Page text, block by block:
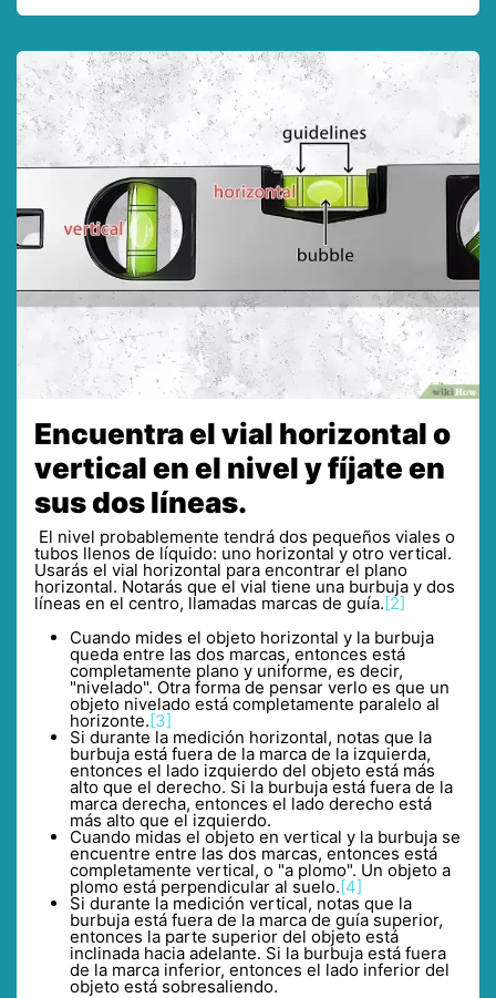
Encuentra el vial horizontal o
vertical en el nivel y fíjate en
sus dos líneas.
El nivel probablemente tendrá dos pequeños viales o
tubos llenos de líquido: uno horizontal y otro vertical.
Usarás el vial horizontal para encontrar el plano
horizontal. Notarás que el vial tiene una burbuja y dos
líneas en el centro, llamadas marcas de guía.[2]
Cuando mides el objeto horizontal y la burbuja
queda entre las dos marcas, entonces está
completamente plano y uniforme, es decir,
"nivelado". Otra forma de pensar verlo es que un
objeto nivelado está completamente paralelo al
horizonte.[3]
Si durante la medición horizontal, notas que la
burbuja está fuera de la marca de la izquierda,
entonces el lado izquierdo del objeto está más
alto que el derecho. Si la burbuja está fuera de la
marca derecha, entonces el lado derecho está
más alto que el izquierdo.
Cuando midas el objeto en vertical y la burbuja se
encuentre entre las dos marcas, entonces está
completamente vertical, o "a plomo". Un objeto a
plomo está perpendicular al suelo.[4]
Si durante la medición vertical, notas que la
burbuja está fuera de la marca de guía superior,
entonces la parte superior del objeto está
inclinada hacia adelante. Si la burbuja está fuera
de la marca inferior, entonces el lado inferior del
objeto está sobresaliendo.